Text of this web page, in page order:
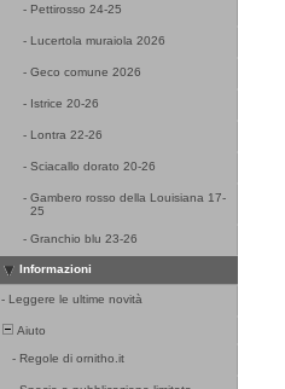
- Pettirosso 24-25
- Lucertola muraiola 2026
- Geco comune 2026
- Istrice 20-26
- Lontra 22-26
- Sciacallo dorato 20-26
- Gambero rosso della Louisiana 17-
25
- Granchio blu 23-26
Informazioni
- Leggere le ultime novità
Aiuto
- Regole di ornitho.it